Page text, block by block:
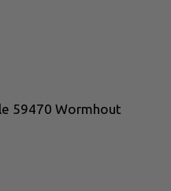
59470 Wormhout